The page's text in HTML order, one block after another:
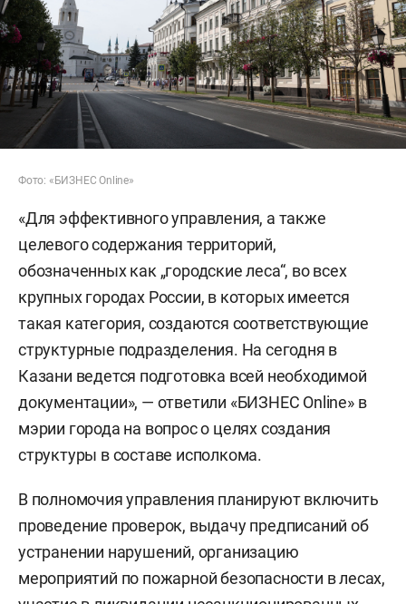
Фото: «БИЗНЕС Online»
«Для эффективного управления, а также
целевого содержания территорий,
обозначенных как „городские леса“, во всех
крупных городах России, в которых имеется
такая категория, создаются соответствующие
структурные подразделения. На сегодня в
Казани ведется подготовка всей необходимой
документации», — ответили «БИЗНЕС Online» в
мэрии города на вопрос о целях создания
структуры в составе исполкома.
В полномочия управления планируют включить
проведение проверок, выдачу предписаний об
устранении нарушений, организацию
мероприятий по пожарной безопасности в лесах,